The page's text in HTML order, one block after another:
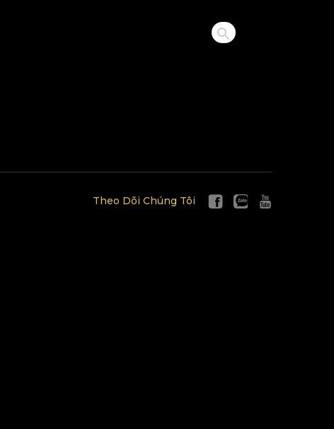
Theo Dõi Chúng Tôi